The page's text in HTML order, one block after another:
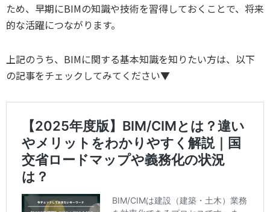
ため、早期にBIMの知識や技術を習得しておくことで、将来
的な活躍につながります。
上記のうち、BIMに関する基本知識を知りたい方は、以下
の記事をチェックしてみてください▼